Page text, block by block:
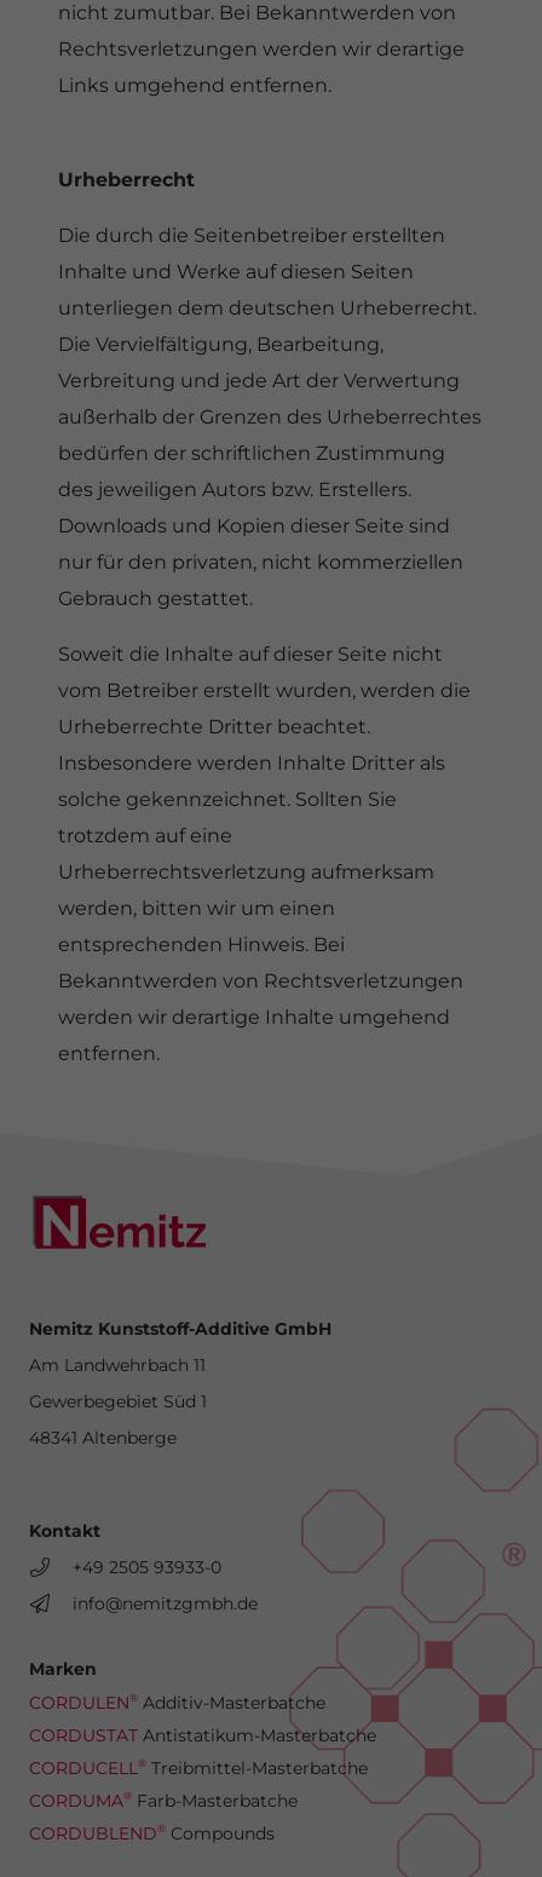
nicht zumutbar. Bei Bekanntwerden von
Rechtsverletzungen werden wir derartige
Links umgehend entfernen.
Urheberrecht
Die durch die Seitenbetreiber erstellten
Inhalte und Werke auf diesen Seiten
unterliegen dem deutschen Urheberrecht.
Die Vervielfältigung, Bearbeitung,
Verbreitung und jede Art der Verwertung
außerhalb der Grenzen des Urheberrechtes
bedürfen der schriftlichen Zustimmung
des jeweiligen Autors bzw. Erstellers.
Downloads und Kopien dieser Seite sind
nur für den privaten, nicht kommerziellen
Gebrauch gestattet.
Soweit die Inhalte auf dieser Seite nicht
vom Betreiber erstellt wurden, werden die
Urheberrechte Dritter beachtet.
Insbesondere werden Inhalte Dritter als
solche gekennzeichnet. Sollten Sie
trotzdem auf eine
Urheberrechtsverletzung aufmerksam
werden, bitten wir um einen
entsprechenden Hinweis. Bei
Bekanntwerden von Rechtsverletzungen
werden wir derartige Inhalte umgehend
entfernen.
Nemitz Kunststoff-Additive GmbH
Am Landwehrbach 11
Gewerbegebiet Süd 1
48341 Altenberge
Kontakt
+49 2505 93933-0
info@nemitzgmbh.de
Marken
CORDULEN® Additiv-Masterbatche
CORDUSTAT Antistatikum-Masterbatche
CORDUCELL ® Treibmittel-Masterbatche
CORDUMA® Farb-Masterbatche
CORDUBLEND® Compounds